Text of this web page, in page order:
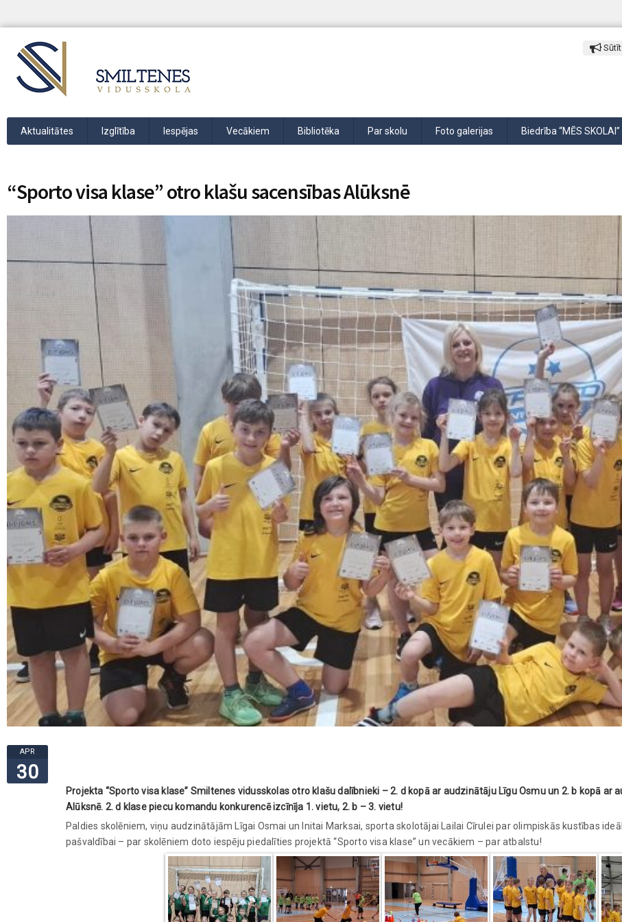
Sūtīt
Aktualitātes Izglītība Iespējas Vecākiem Bibliotēka Par skolu Foto galerijas Biedrība “MĒS SKOLAI”
“Sporto visa klase” otro klašu sacensības Alūksnē
APR
30
Projekta “Sporto visa klase” Smiltenes vidusskolas otro klašu dalībnieki – 2. d kopā ar audzinātāju Līgu Osmu un 2. b kopā
Alūksnē. 2. d klase piecu komandu konkurencē izcīnīja 1. vietu, 2. b – 3. vietu!
Paldies skolēniem, viņu audzinātājām Līgai Osmai un Initai Marksai, sporta skolotājai Lailai Cīrulei par olimpiskās kustības
pašvaldībai – par skolēniem doto iespēju piedalīties projektā “Sporto visa klase” un vecākiem – par atbalstu!